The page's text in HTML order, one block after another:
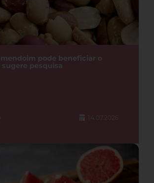
pode beneficiar o
sugere pesquisa
14.07.2026